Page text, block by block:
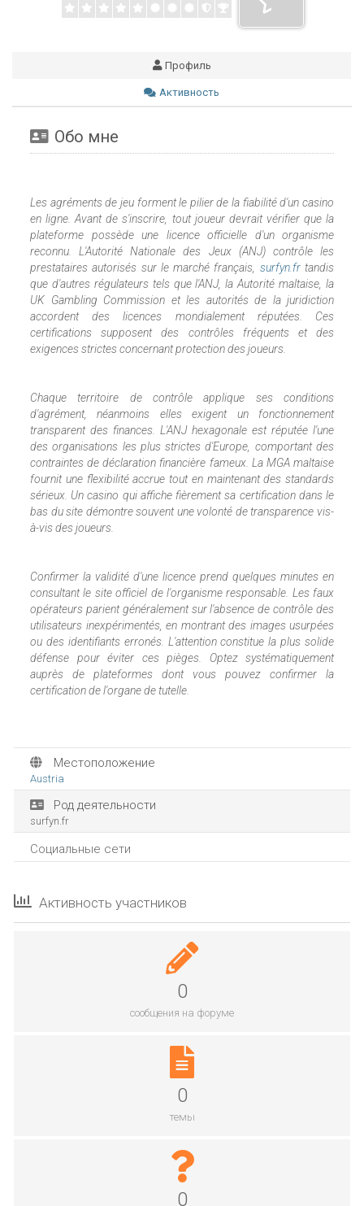
Профиль
Активность
Обо мне
Les agréments de jeu forment le pilier de la fiabilité d'un casino
en ligne. Avant de s'inscrire, tout joueur devrait vérifier que la
plateforme possède une licence officielle d'un organisme
reconnu. L'Autorité Nationale des Jeux (ANJ) contrôle les
prestataires autorisés sur le marché français, surfyn.frtandis
que d'autres régulateurs tels que l'ANJ, la Autorité maltaise, la
UK Gambling Commission et les autorités de la juridiction
accordent des licences mondialement réputées. Ces
certifications supposent des contrôles fréquents et des
exigences strictes concernant protection des joueurs.
Chaque territoire de contrôle applique ses conditions
d'agrément, néanmoins elles exigent un fonctionnement
transparent des finances. L'ANJ hexagonale est réputée l'une
des organisations les plus strictes d'Europe, comportant des
contraintes de déclaration financière fameux. La MGA maltaise
fournit une flexibilité accrue tout en maintenant des standards
sérieux. Un casino qui affiche fièrement sa certification dans le
bas du site démontre souvent une volonté de transparence vis-
à-vis des joueurs.
Confirmer la validité d'une licence prend quelques minutes en
consultant le site officiel de l'organisme responsable. Les faux
opérateurs parient généralement sur l'absence de contrôle des
utilisateurs inexpérimentés, en montrant des images usurpées
ou des identifiants erronés. L'attention constitue la plus solide
défense pour éviter ces pièges. Optez systématiquement
auprès de plateformes dont vous pouvez confirmer la
certification de l'organe de tutelle.
Местоположение
Austria
Род деятельности
surfyn.fr
Социальные сети
Активность участников
0
сообщения на форуме
0
темы
0